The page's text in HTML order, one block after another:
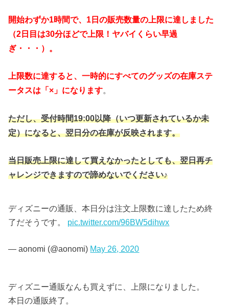
開始わずか1時間で、1日の販売数量の上限に達しました
（2日目は30分ほどで上限！ヤバイくらい早過
ぎ・・・ ）。
上限数に達すると、一時的にすべてのグッズの在庫ステ
ータスは「×」になります。
ただし、受付時間19:00以降（いつ更新されているか未
定）になると、翌日分の在庫が反映されます。
当日販売上限に達して買えなかったとしても、翌日再チ
ャレンジできますので諦めないでください♪
ディズニーの通販、本日分は注文上限数に達したため終
了だそうです。 pic.twitter.com/96BW5dihwx
— aonomi (@aonomi) May 26, 2020
ディズニー通販なんも買えずに、上限になりました。
本日の通販終了。